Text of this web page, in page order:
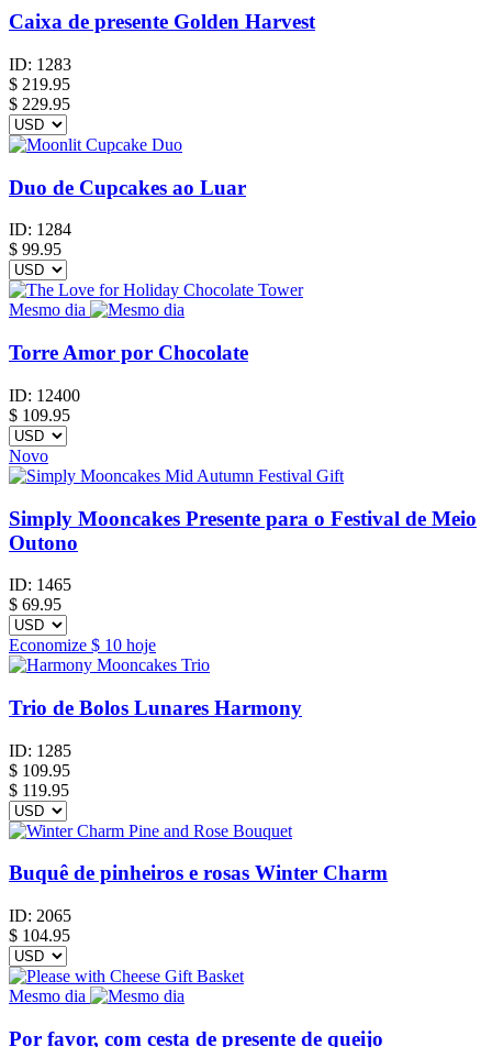
Caixa de presente Golden Harvest
ID: 1283
$ 219.95
$ 229.95
Duo de Cupcakes ao Luar
ID: 1284
$ 99.95
Mesmo dia
Torre Amor por Chocolate
ID: 12400
$ 109.95
Novo
Simply Mooncakes Presente para o Festival de Meio
Outono
ID: 1465
$ 69.95
Economize $ 10 hoje
Trio de Bolos Lunares Harmony
ID: 1285
$ 109.95
$ 119.95
Buquê de pinheiros e rosas Winter Charm
ID: 2065
$ 104.95
Mesmo dia
Por favor, com cesta de presente de queijo